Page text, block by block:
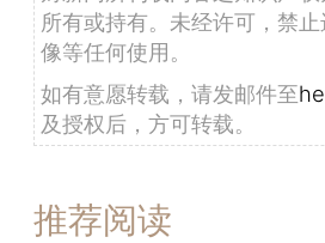
所有或持有。未经许可，禁
像等任何使用。
如有意愿转载，请发邮件至
及授权后，方可转载。
推荐阅读